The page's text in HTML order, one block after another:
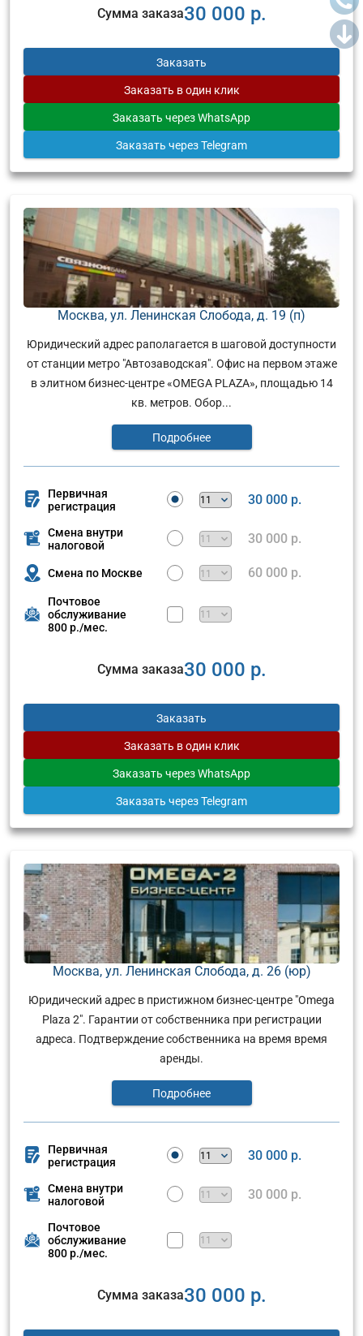
Сумма заказа30 000 р.
Заказать
Заказать в один клик
Заказать через WhatsApp
Заказать через Telegram
Москва, ул. Ленинская Слобода, д. 19 (п)
Юридический адрес раполагается в шаговой доступности
от станции метро "Автозаводская". Офис на первом этаже
в элитном бизнес-центре «OMEGA PLAZA», площадью 14
кв. метров. Обор...
Подробнее
Первичная
регистрация
30 000 р.
Смена внутри
налоговой
30 000 р.
Смена по Москве 60 000 р.
Почтовое
обслуживание
800 р./мес.
Сумма заказа30 000 р.
Заказать
Заказать в один клик
Заказать через WhatsApp
Заказать через Telegram
Москва, ул. Ленинская Слобода, д. 26 (юр)
Юридический адрес в пристижном бизнес-центре "Omega
Plaza 2". Гарантии от собственника при регистрации
адреса. Подтверждение собственника на время время
аренды.
Подробнее
Первичная
регистрация
30 000 р.
Смена внутри
налоговой
30 000 р.
Почтовое
обслуживание
800 р./мес.
Сумма заказа30 000 р.